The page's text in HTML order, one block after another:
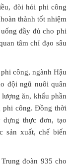
đòi hỏi phi công
thành tốt nhiệm
đầy đủ cho phi
tâm chỉ đạo sâu
công, ngành Hậu
đội ngũ nuôi quân
ăn, khẩu phần
phi công. Đồng thời
thực đơn, tạo
sản xuất, chế biến
đoàn 935 cho